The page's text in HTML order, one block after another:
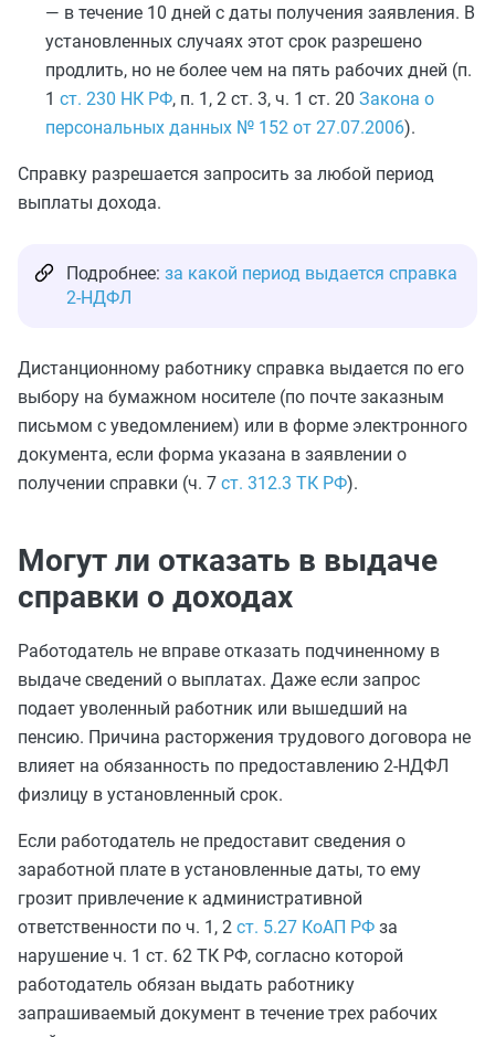
— в течение 10 дней с даты получения заявления. В
установленных случаях этот срок разрешено
продлить, но не более чем на пять рабочих дней (п.
1 ст. 230 НК РФ, п. 1, 2 ст. 3, ч. 1 ст. 20 Закона о
персональных данных № 152 от 27.07.2006).
Справку разрешается запросить за любой период
выплаты дохода.
Подробнее: за какой период выдается справка
2-НДФЛ
Дистанционному работнику справка выдается по его
выбору на бумажном носителе (по почте заказным
письмом с уведомлением) или в форме электронного
документа, если форма указана в заявлении о
получении справки (ч. 7 ст. 312.3 ТК РФ).
Могут ли отказать в выдаче
справки о доходах
Работодатель не вправе отказать подчиненному в
выдаче сведений о выплатах. Даже если запрос
подает уволенный работник или вышедший на
пенсию. Причина расторжения трудового договора не
влияет на обязанность по предоставлению 2-НДФЛ
физлицу в установленный срок.
Если работодатель не предоставит сведения о
заработной плате в установленные даты, то ему
грозит привлечение к административной
ответственности по ч. 1, 2 ст. 5.27 КоАП РФ за
нарушение ч. 1 ст. 62 ТК РФ, согласно которой
работодатель обязан выдать работнику
запрашиваемый документ в течение трех рабочих